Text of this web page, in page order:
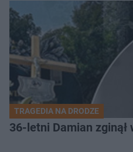
TRAGEDIA NA DRODZE
36-letni Damian zginął